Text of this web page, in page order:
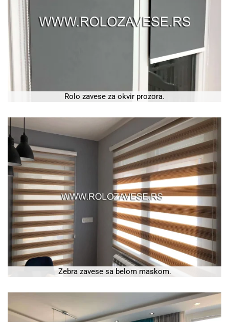
Rolo zavese za okvir prozora.
Zebra zavese sa belom maskom.